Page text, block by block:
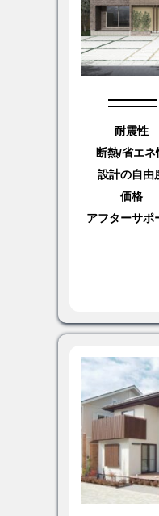
耐震性
断熱/省エネ
設計の自由
価格
アフターサポ